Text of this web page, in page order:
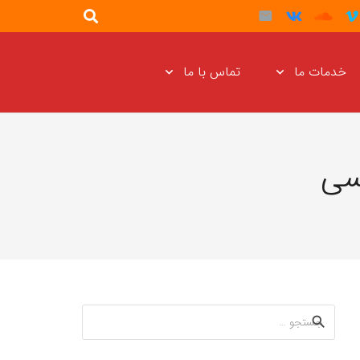
خدمات ما تماس با ما
جستجو
برای: